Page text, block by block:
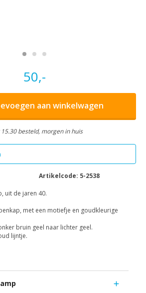
50,-
aan winkelwagen
15.30 besteld, morgen in huis
Artikelcode: 5-2538
uit de jaren 40.
met een motiefje en goudkleurige
bruin geel naar lichter geel.
lijntje.